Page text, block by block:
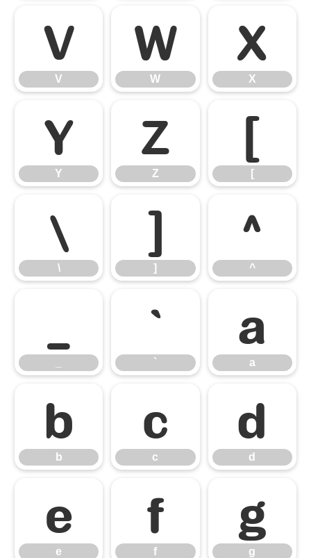
V
V W
W X
X
Y
Y Z
Z [
[
\
\ ]
] ^
^
_ `
` a
a
b
b c
c d
d
e
e f
f g
g